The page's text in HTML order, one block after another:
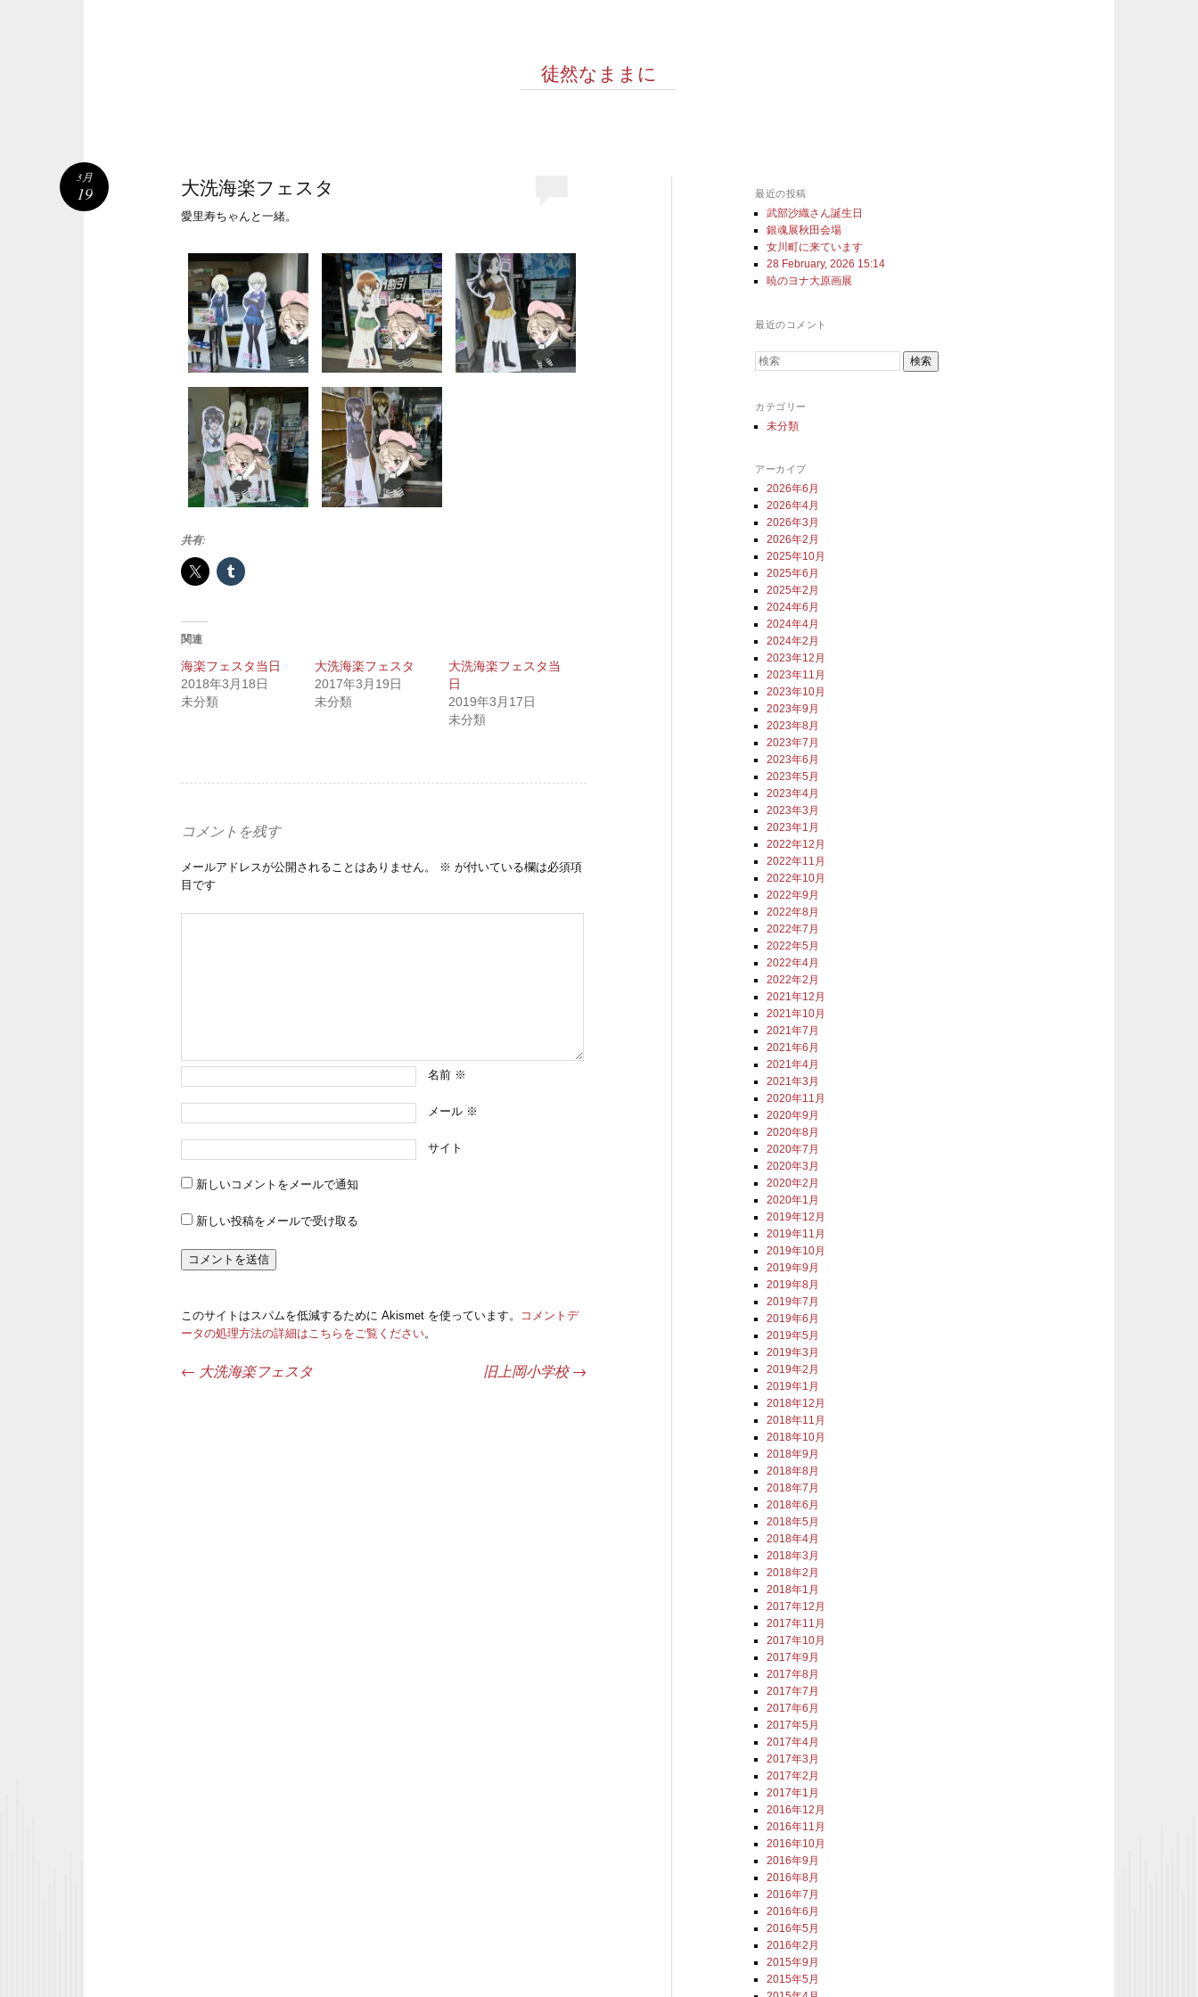
徒然なままに
大洗海楽フェスタ
愛里寿ちゃんと一緒。
共有:
関連
海楽フェスタ当日
2018年3月18日
未分類
大洗海楽フェスタ
2017年3月19日
未分類
大洗海楽フェスタ当
日
2019年3月17日
未分類
3月
19
コメントを残す
メールアドレスが公開されることはありません。 ※ が付いている欄は必須項
目です
名前 ※
メール ※
サイト
新しいコメントをメールで通知
新しい投稿をメールで受け取る
このサイトはスパムを低減するために Akismet を使っています。
コメントデ
ータの処理方法の詳細はこちらをご覧ください。
投稿ナビゲーション
← 大洗海楽フェスタ 旧上岡小学校→
最近の投稿
武部沙織さん誕生日
銀魂展秋田会場
女川町に来ています
28 February, 2026 15:14
暁のヨナ大原画展
最近のコメント
検索
カテゴリー
未分類
アーカイブ
2026年6月
2026年4月
2026年3月
2026年2月
2025年10月
2025年6月
2025年2月
2024年6月
2024年4月
2024年2月
2023年12月
2023年11月
2023年10月
2023年9月
2023年8月
2023年7月
2023年6月
2023年5月
2023年4月
2023年3月
2023年1月
2022年12月
2022年11月
2022年10月
2022年9月
2022年8月
2022年7月
2022年5月
2022年4月
2022年2月
2021年12月
2021年10月
2021年7月
2021年6月
2021年4月
2021年3月
2020年11月
2020年9月
2020年8月
2020年7月
2020年3月
2020年2月
2020年1月
2019年12月
2019年11月
2019年10月
2019年9月
2019年8月
2019年7月
2019年6月
2019年5月
2019年3月
2019年2月
2019年1月
2018年12月
2018年11月
2018年10月
2018年9月
2018年8月
2018年7月
2018年6月
2018年5月
2018年4月
2018年3月
2018年2月
2018年1月
2017年12月
2017年11月
2017年10月
2017年9月
2017年8月
2017年7月
2017年6月
2017年5月
2017年4月
2017年3月
2017年2月
2017年1月
2016年12月
2016年11月
2016年10月
2016年9月
2016年8月
2016年7月
2016年6月
2016年5月
2016年2月
2015年9月
2015年5月